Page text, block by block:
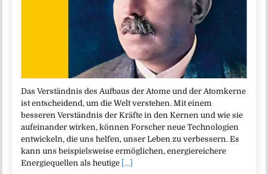
Das Verständnis des Aufbaus der Atome und der Atomkerne
ist entscheidend, um die Welt verstehen. Mit einem
besseren Verständnis der Kräfte in den Kernen und wie sie
aufeinander wirken, können Forscher neue Technologien
entwickeln, die uns helfen, unser Leben zu verbessern. Es
kann uns beispielsweise ermöglichen, energiereichere
Energiequellen als heutige [...]